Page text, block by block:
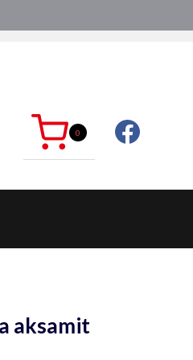
0
aksamit